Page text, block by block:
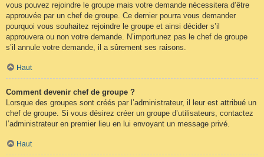
vous pouvez rejoindre le groupe mais votre demande nécessitera d’être
approuvée par un chef de groupe. Ce dernier pourra vous demander
pourquoi vous souhaitez rejoindre le groupe et ainsi décider s’il
approuvera ou non votre demande. N’importunez pas le chef de groupe
s’il annule votre demande, il a sûrement ses raisons.
Haut
Comment devenir chef de groupe ?
Lorsque des groupes sont créés par l’administrateur, il leur est attribué un
chef de groupe. Si vous désirez créer un groupe d’utilisateurs, contactez
l’administrateur en premier lieu en lui envoyant un message privé.
Haut